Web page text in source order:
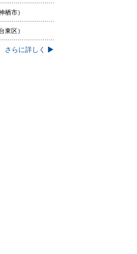
市）
区）
さらに詳しく ▶